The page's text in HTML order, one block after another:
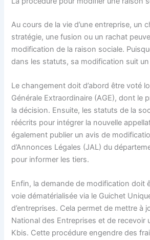
Au cours de la vie d’une entreprise, un
stratégie, une fusion ou un rachat
modification de la raison sociale.
dans les statuts, sa modification suit
Le changement doit d’abord être voté
Générale Extraordinaire (AGE), dont le
la décision. Ensuite, les statuts de la
réécrits pour intégrer la nouvelle
également publier un avis de
d’Annonces Légales (JAL) du
pour informer les tiers.
Enfin, la demande de modification doit
voie dématérialisée via le Guichet
d’entreprises. Cela permet de mettre à
National des Entreprises et de recevoir
Kbis. Cette procédure engendre des